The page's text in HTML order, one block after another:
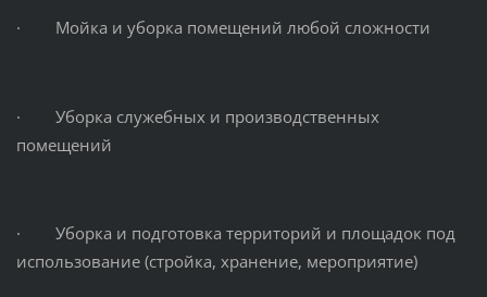
· Мойка и уборка помещений любой сложности
· Уборка служебных и производственных
помещений
· Уборка и подготовка территорий и площадок под
использование (стройка, хранение, мероприятие)